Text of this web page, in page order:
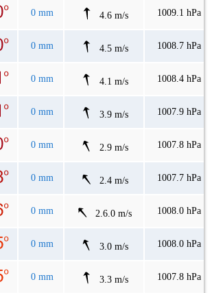
0 mm 4.6 m/s 1009.1 hPa
0 mm 4.5 m/s 1008.7 hPa
0 mm 4.1 m/s 1008.4 hPa
0 mm 3.9 m/s 1007.9 hPa
0 mm 2.9 m/s 1007.8 hPa
0 mm 2.4 m/s 1007.7 hPa
0 mm 2.6.0 m/s 1008.0 hPa
0 mm 3.0 m/s 1008.0 hPa
0 mm 3.3 m/s 1007.8 hPa